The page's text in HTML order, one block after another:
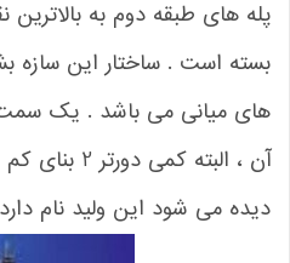
های طبقه دوم به بالاترین
است . ساختار این سازه
میانی می باشد . یک سمت
آن ، البته کمی
می شود این ولید نام دارد و